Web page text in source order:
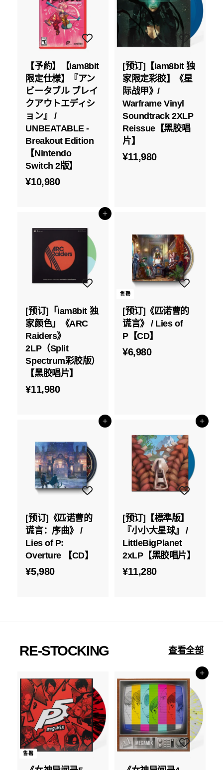
8
0
【予約】【iam8bit
限定仕様】『アン
ビータブル ブレイ
クアウトエディシ
ョン』 /
UNBEATABLE -
Breakout Edition
【Nintendo
Switch 2版】
¥10,980¥
8
0
[预订]【iam8bit 独
家限定彩胶】《星
际战甲》/
Warframe Vinyl
Soundtrack 2XLP
Reissue【黑胶唱
片】
¥11,980¥
0
添加到购物车
[预订]「iam8bit 独
家颜色」《ARC
Raiders》
2LP（Split
Spectrum彩胶版）
【黑胶唱片】
¥11,980¥
9
8
0
售罄
[预订]《匹诺曹的
谎言》 / Lies of
P【CD】
¥6,980¥
添加到购物车
[预订]《匹诺曹的
谎言：序曲》 /
Lies of P:
Overture 【CD】
¥5,980¥
添加到购物车
[预订]【標準版】
『小小大星球』 /
LittleBigPlanet
2xLP【黑胶唱片】
¥11,280¥
RE-STOCKING 查看全部
售罄
添加到购物车